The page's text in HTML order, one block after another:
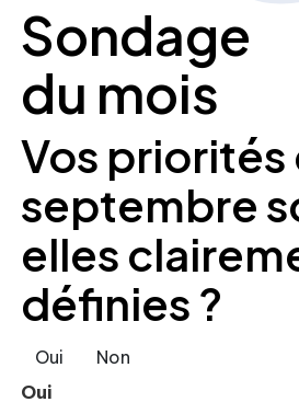
Sondage
du mois
Vos priorités
septembre
elles
définies ?
Oui Non
Oui